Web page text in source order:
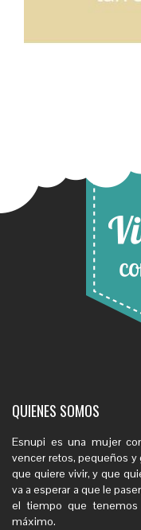
QUIENES SOMOS
Esnupi es una mujer
vencer retos, pequeños
que quiere vivir, y que
va a esperar a que le
el tiempo que
máximo.